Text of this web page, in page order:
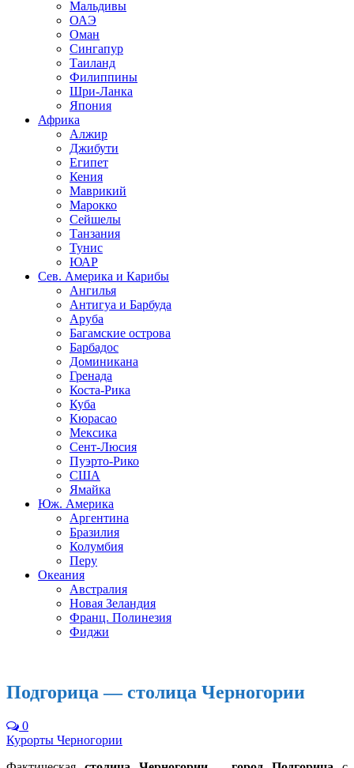
Мальдивы
ОАЭ
Оман
Сингапур
Таиланд
Филиппины
Шри-Ланка
Япония
Африка
Алжир
Джибути
Египет
Кения
Маврикий
Марокко
Сейшелы
Танзания
Тунис
ЮАР
Сев. Америка и Карибы
Ангилья
Антигуа и Барбуда
Аруба
Багамские острова
Барбадос
Доминикана
Гренада
Коста-Рика
Куба
Кюрасао
Мексика
Сент-Люсия
Пуэрто-Рико
США
Ямайка
Юж. Америка
Аргентина
Бразилия
Колумбия
Перу
Океания
Австралия
Новая Зеландия
Франц. Полинезия
Фиджи
Подгорица — столица Черногории
0
Курорты Черногории